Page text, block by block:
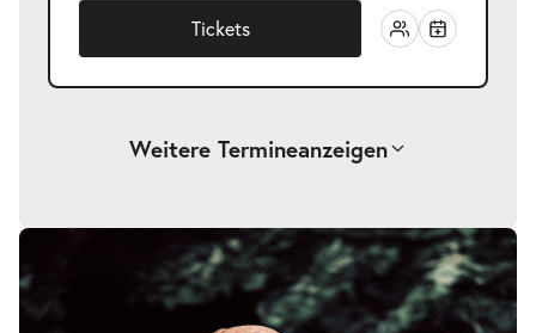
Tickets
Weitere Termineanzeigen
Faust. Der Tragödie erster Teil-
Di.
17.11.2026
Di. 17.11.2026
19:00–21:20 Uhr
Tickets
Bildergalerie